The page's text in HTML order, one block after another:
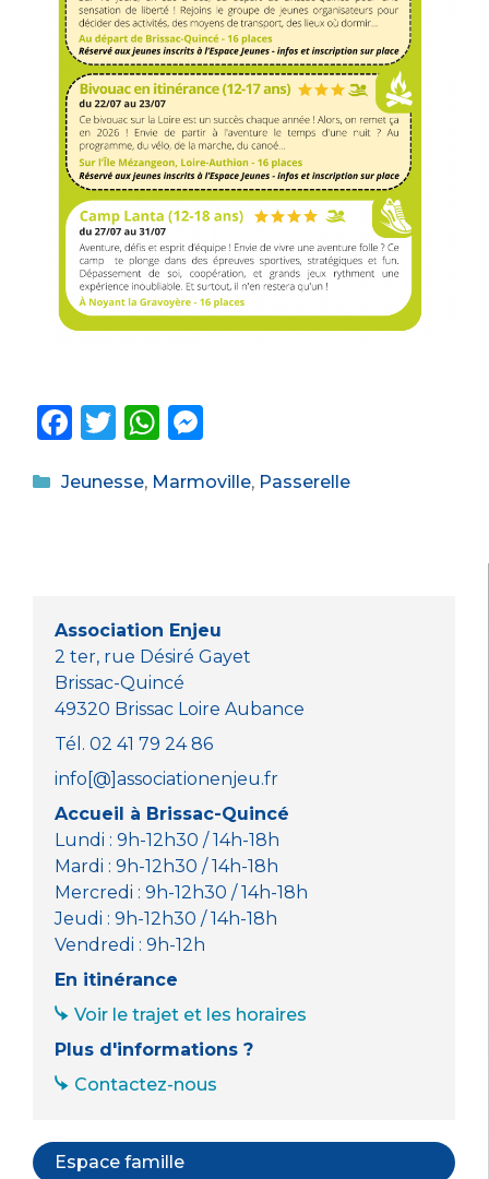
F
c
o
k
T
it
W
a
p
ss
er
Catégories
Jeunesse, Marmoville, Passerelle
Association Enjeu
2 ter, rue Désiré Gayet
Brissac-Quincé
49320 Brissac Loire Aubance
Tél. 02 41 79 24 86
info[@]associationenjeu.fr
Accueil à Brissac-Quincé
Lundi : 9h-12h30 / 14h-18h
Mardi : 9h-12h30 / 14h-18h
Mercredi : 9h-12h30 / 14h-18h
Jeudi : 9h-12h30 / 14h-18h
Vendredi : 9h-12h
En itinérance
Voir le trajet et les horaires
Plus d'informations ?
Contactez-nous
Espace famille